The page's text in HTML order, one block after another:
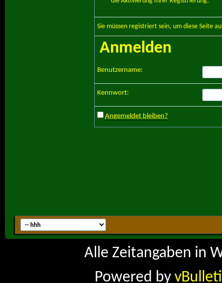
Sie müssen registriert sein, um diese Seite
Anmelden
Benutzername:
Kennwort:
Angemeldet bleiben?
Alle Zeitangaben in
Powered by